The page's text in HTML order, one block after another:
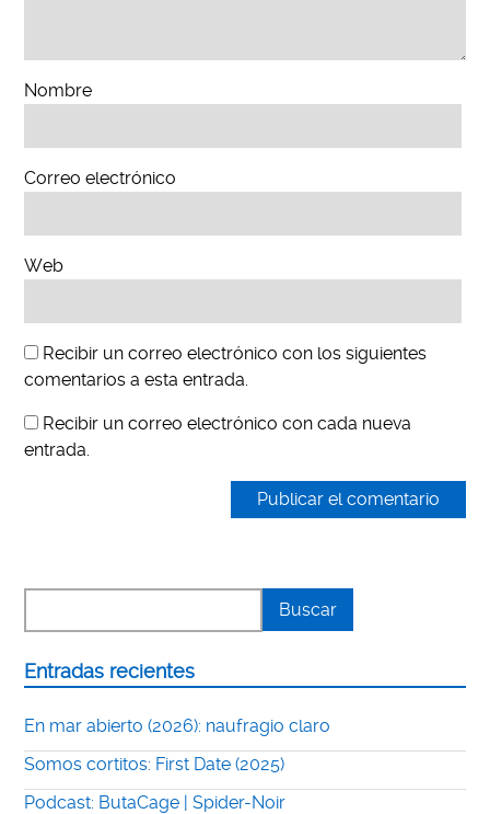
Nombre
Correo electrónico
Web
Recibir un correo electrónico con los siguientes
comentarios a esta entrada.
Recibir un correo electrónico con cada nueva
entrada.
Entradas recientes
En mar abierto (2026): naufragio claro
Somos cortitos: First Date (2025)
Podcast: ButaCage | Spider-Noir